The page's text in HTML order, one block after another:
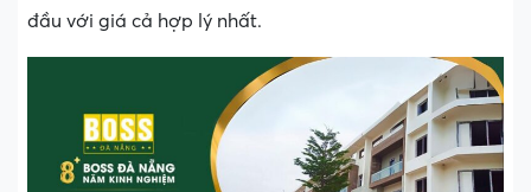
đầu với giá cả hợp lý nhất.